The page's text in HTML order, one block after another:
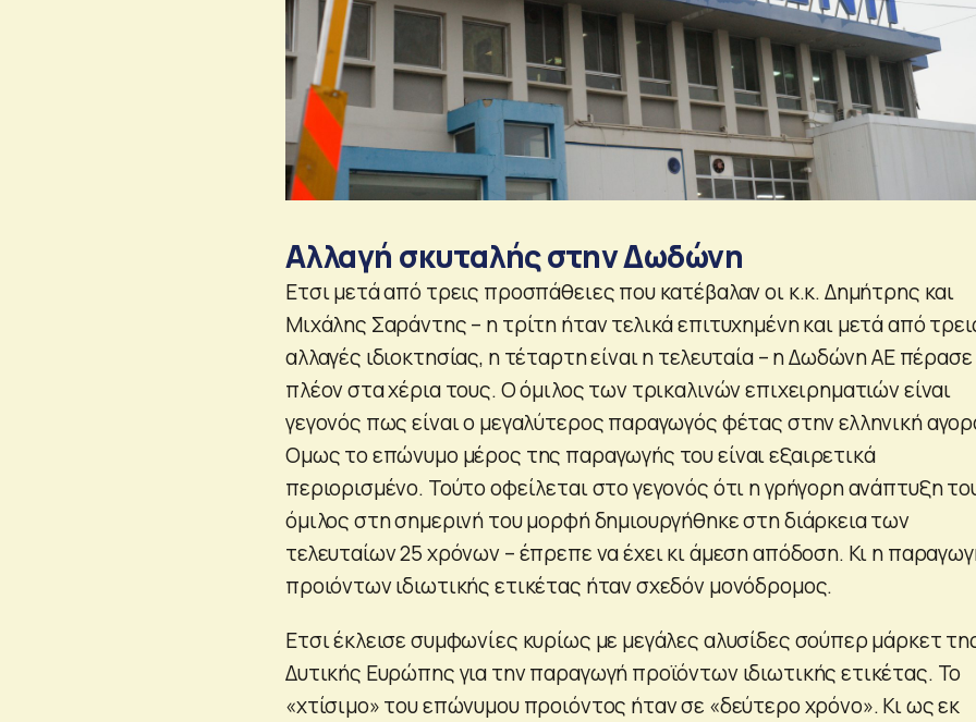
Αλλαγή σκυταλής στην Δωδώνη
Ετσι μετά από τρεις προσπάθειες που κατέβαλαν οι κ.κ. Δημήτρης και
Μιχάλης Σαράντης – η τρίτη ήταν τελικά επιτυχημένη και μετά από
αλλαγές ιδιοκτησίας, η τέταρτη είναι η τελευταία – η Δωδώνη ΑΕ πέρασε
πλέον στα χέρια τους. Ο όμιλος των τρικαλινών επιχειρηματιών είναι
γεγονός πως είναι ο μεγαλύτερος παραγωγός φέτας στην ελληνική
Ομως το επώνυμο μέρος της παραγωγής του είναι εξαιρετικά
περιορισμένο. Τούτο οφείλεται στο γεγονός ότι η γρήγορη ανάπτυξη
όμιλος στη σημερινή του μορφή δημιουργήθηκε στη διάρκεια των
τελευταίων 25 χρόνων – έπρεπε να έχει κι άμεση απόδοση. Κι η
προιόντων ιδιωτικής ετικέτας ήταν σχεδόν μονόδρομος.
Ετσι έκλεισε συμφωνίες κυρίως με μεγάλες αλυσίδες σούπερ μάρκετ
Δυτικής Ευρώπης για την παραγωγή προϊόντων ιδιωτικής ετικέτας. Το
«χτίσιμο» του επώνυμου προιόντος ήταν σε «δεύτερο χρόνο». Κι ως εκ